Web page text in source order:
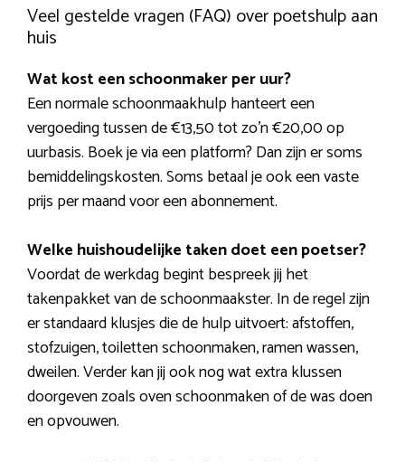
Veel gestelde vragen (FAQ) over poetshulp aan
huis
Wat kost een schoonmaker per uur?
Een normale schoonmaakhulp hanteert een
vergoeding tussen de €13,50 tot zo’n €20,00 op
uurbasis. Boek je via een platform? Dan zijn er soms
bemiddelingskosten. Soms betaal je ook een vaste
prijs per maand voor een abonnement.
Welke huishoudelijke taken doet een poetser?
Voordat de werkdag begint bespreek jij het
takenpakket van de schoonmaakster. In de regel zijn
er standaard klusjes die de hulp uitvoert: afstoffen,
stofzuigen, toiletten schoonmaken, ramen wassen,
dweilen. Verder kan jij ook nog wat extra klussen
doorgeven zoals oven schoonmaken of de was doen
en opvouwen.